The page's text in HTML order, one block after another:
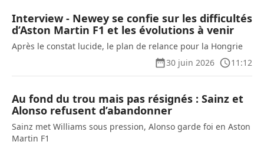
Interview - Newey se confie sur les difficultés
d’Aston Martin F1 et les évolutions à venir
Après le constat lucide, le plan de relance pour la Hongrie
30 juin 2026
11:12
Au fond du trou mais pas résignés : Sainz et
Alonso refusent d’abandonner
Sainz met Williams sous pression, Alonso garde foi en Aston
Martin F1